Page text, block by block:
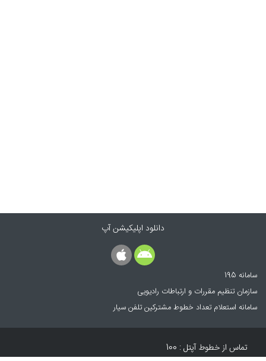
دانلود اپلیکیشن آپ
سامانه 195
سازمان تنظیم مقررات و ارتباطات رادیویی
سامانه استعلام تعداد خطوط مشترکین تلفن سیار
تماس از خطوط آپتل : 100